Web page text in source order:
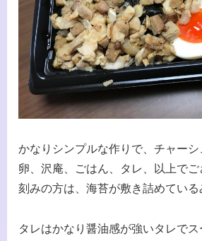
かなりシンプルな作りで、チャー
卵、沢庵、ごはん、タレ、以上でご
刻みの方は、海苔が敷き詰めている
タレはかなり醤油感が強いタレで